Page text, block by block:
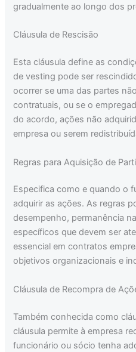
gradualmente ao longo dos
Cláusula de Rescisão
Esta cláusula define as
de vesting pode ser
ocorrer se uma das partes
contratuais, ou se o
do acordo, ações não
empresa ou serem
Regras para Aquisição de
Especifica como e quando o
adquirir as ações. As regras
desempenho, permanência
específicos que devem ser
essencial em contratos
objetivos organizacionais e
Cláusula de Recompra de
Também conhecida como
cláusula permite à empresa
funcionário ou sócio tenha